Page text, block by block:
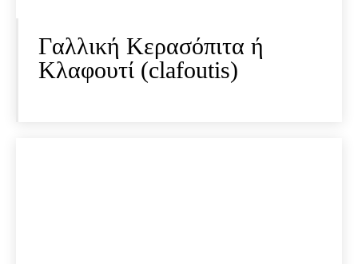
Γαλλική Κερασόπιτα ή
Κλαφουτί (clafoutis)